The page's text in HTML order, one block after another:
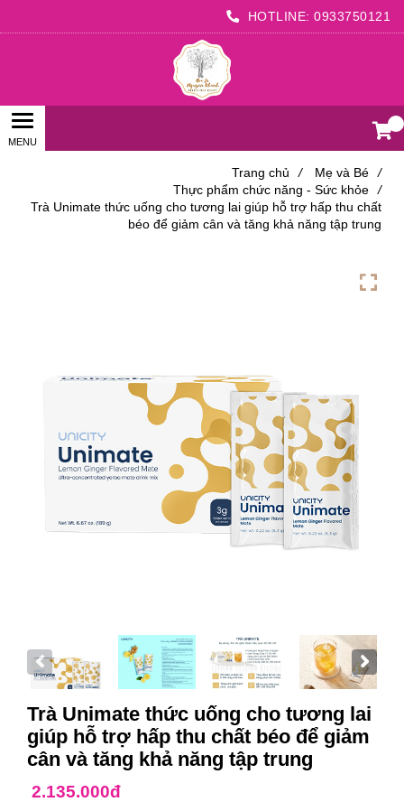
HOTLINE: 0933750121
Trang chủ / Mẹ và Bé
/
Thực phẩm chức năng - Sức khỏe
/
Trà Unimate thức uống cho tương lai giúp hỗ trợ hấp thu chất
béo để giảm cân và tăng khả năng tập trung
Trà Unimate thức uống cho tương lai
giúp hỗ trợ hấp thu chất béo để giảm
cân và tăng khả năng tập trung
2.135.000đ